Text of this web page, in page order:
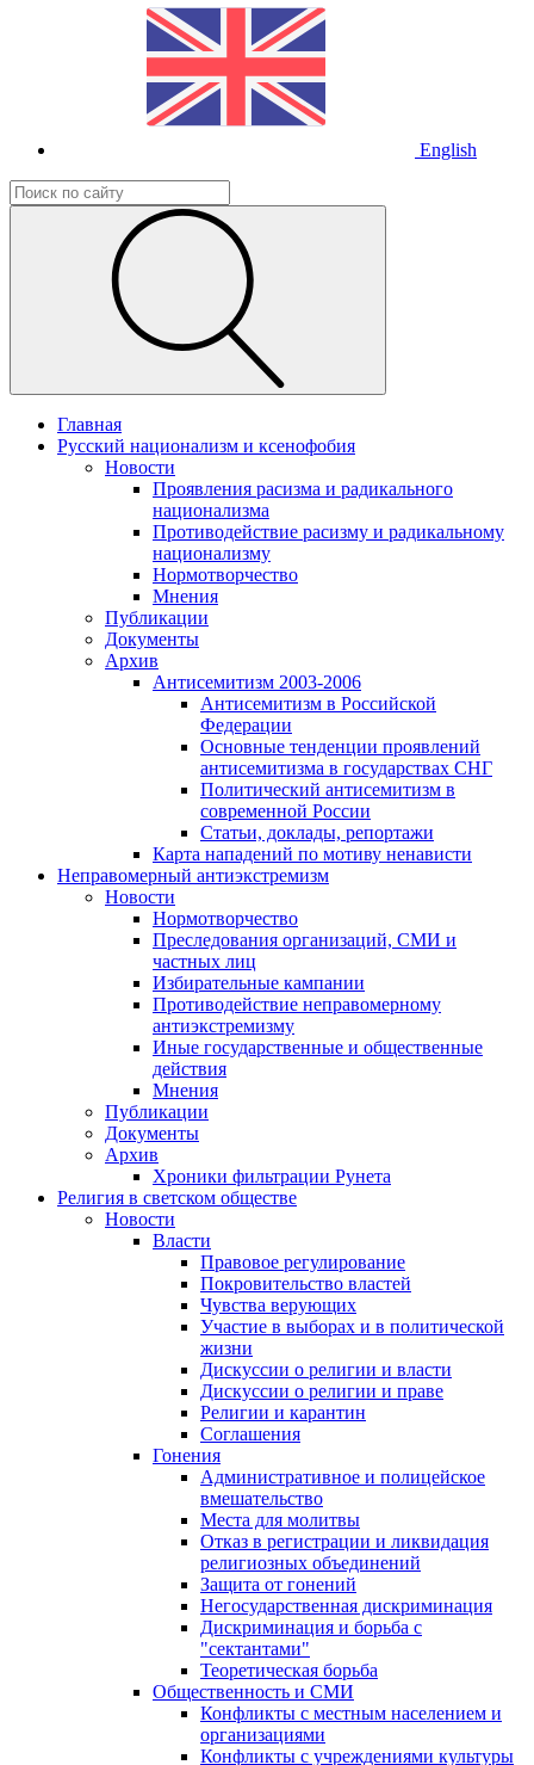
English
Главная
Русский национализм и ксенофобия
Новости
Проявления расизма и радикального
национализма
Противодействие расизму и радикальному
национализму
Нормотворчество
Мнения
Публикации
Документы
Архив
Антисемитизм 2003-2006
Антисемитизм в Российской
Федерации
Основные тенденции проявлений
антисемитизма в государствах СНГ
Политический антисемитизм в
современной России
Статьи, доклады, репортажи
Карта нападений по мотиву ненависти
Неправомерный антиэкстремизм
Новости
Нормотворчество
Преследования организаций, СМИ и
частных лиц
Избирательные кампании
Противодействие неправомерному
антиэкстремизму
Иные государственные и общественные
действия
Мнения
Публикации
Документы
Архив
Хроники фильтрации Рунета
Религия в светском обществе
Новости
Власти
Правовое регулирование
Покровительство властей
Чувства верующих
Участие в выборах и в политической
жизни
Дискуссии о религии и власти
Дискуссии о религии и праве
Религии и карантин
Соглашения
Гонения
Административное и полицейское
вмешательство
Места для молитвы
Отказ в регистрации и ликвидация
религиозных объединений
Защита от гонений
Негосударственная дискриминация
Дискриминация и борьба с
"сектантами"
Теоретическая борьба
Общественность и СМИ
Конфликты с местным населением и
организациями
Конфликты с учреждениями культуры